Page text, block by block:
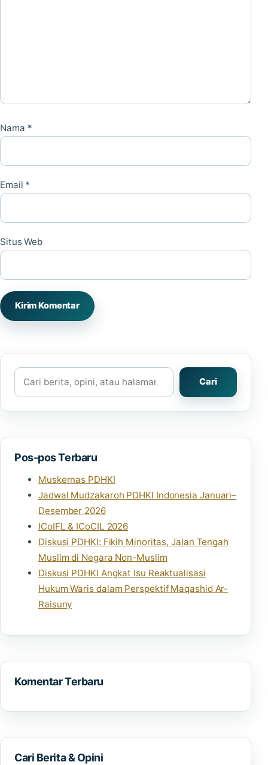
Nama *
Email *
Situs Web
Cari
Cari
Pos-pos Terbaru
Muskernas PDHKI
Jadwal Mudzakaroh PDHKI Indonesia Januari–
Desember 2026
ICoIFL & ICoCIL 2026
Diskusi PDHKI: Fikih Minoritas, Jalan Tengah
Muslim di Negara Non-Muslim
Diskusi PDHKI Angkat Isu Reaktualisasi
Hukum Waris dalam Perspektif Maqashid Ar-
Raisuny
Komentar Terbaru
Cari Berita & Opini